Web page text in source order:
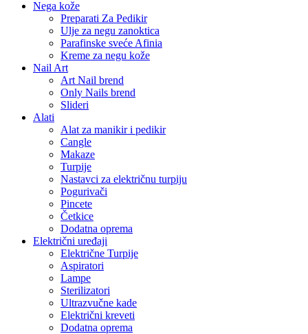
Nega kože
Preparati Za Pedikir
Ulje za negu zanoktica
Parafinske sveće Afinia
Kreme za negu kože
Nail Art
Art Nail brend
Only Nails brend
Slideri
Alati
Alat za manikir i pedikir
Cangle
Makaze
Turpije
Nastavci za električnu turpiju
Pogurivači
Pincete
Četkice
Dodatna oprema
Električni uređaji
Električne Turpije
Aspiratori
Lampe
Sterilizatori
Ultrazvučne kade
Električni kreveti
Dodatna oprema